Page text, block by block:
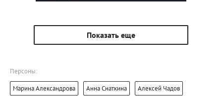
Показать еще
Персоны:
Марина Александрова Анна Снаткина Алексей Чадов